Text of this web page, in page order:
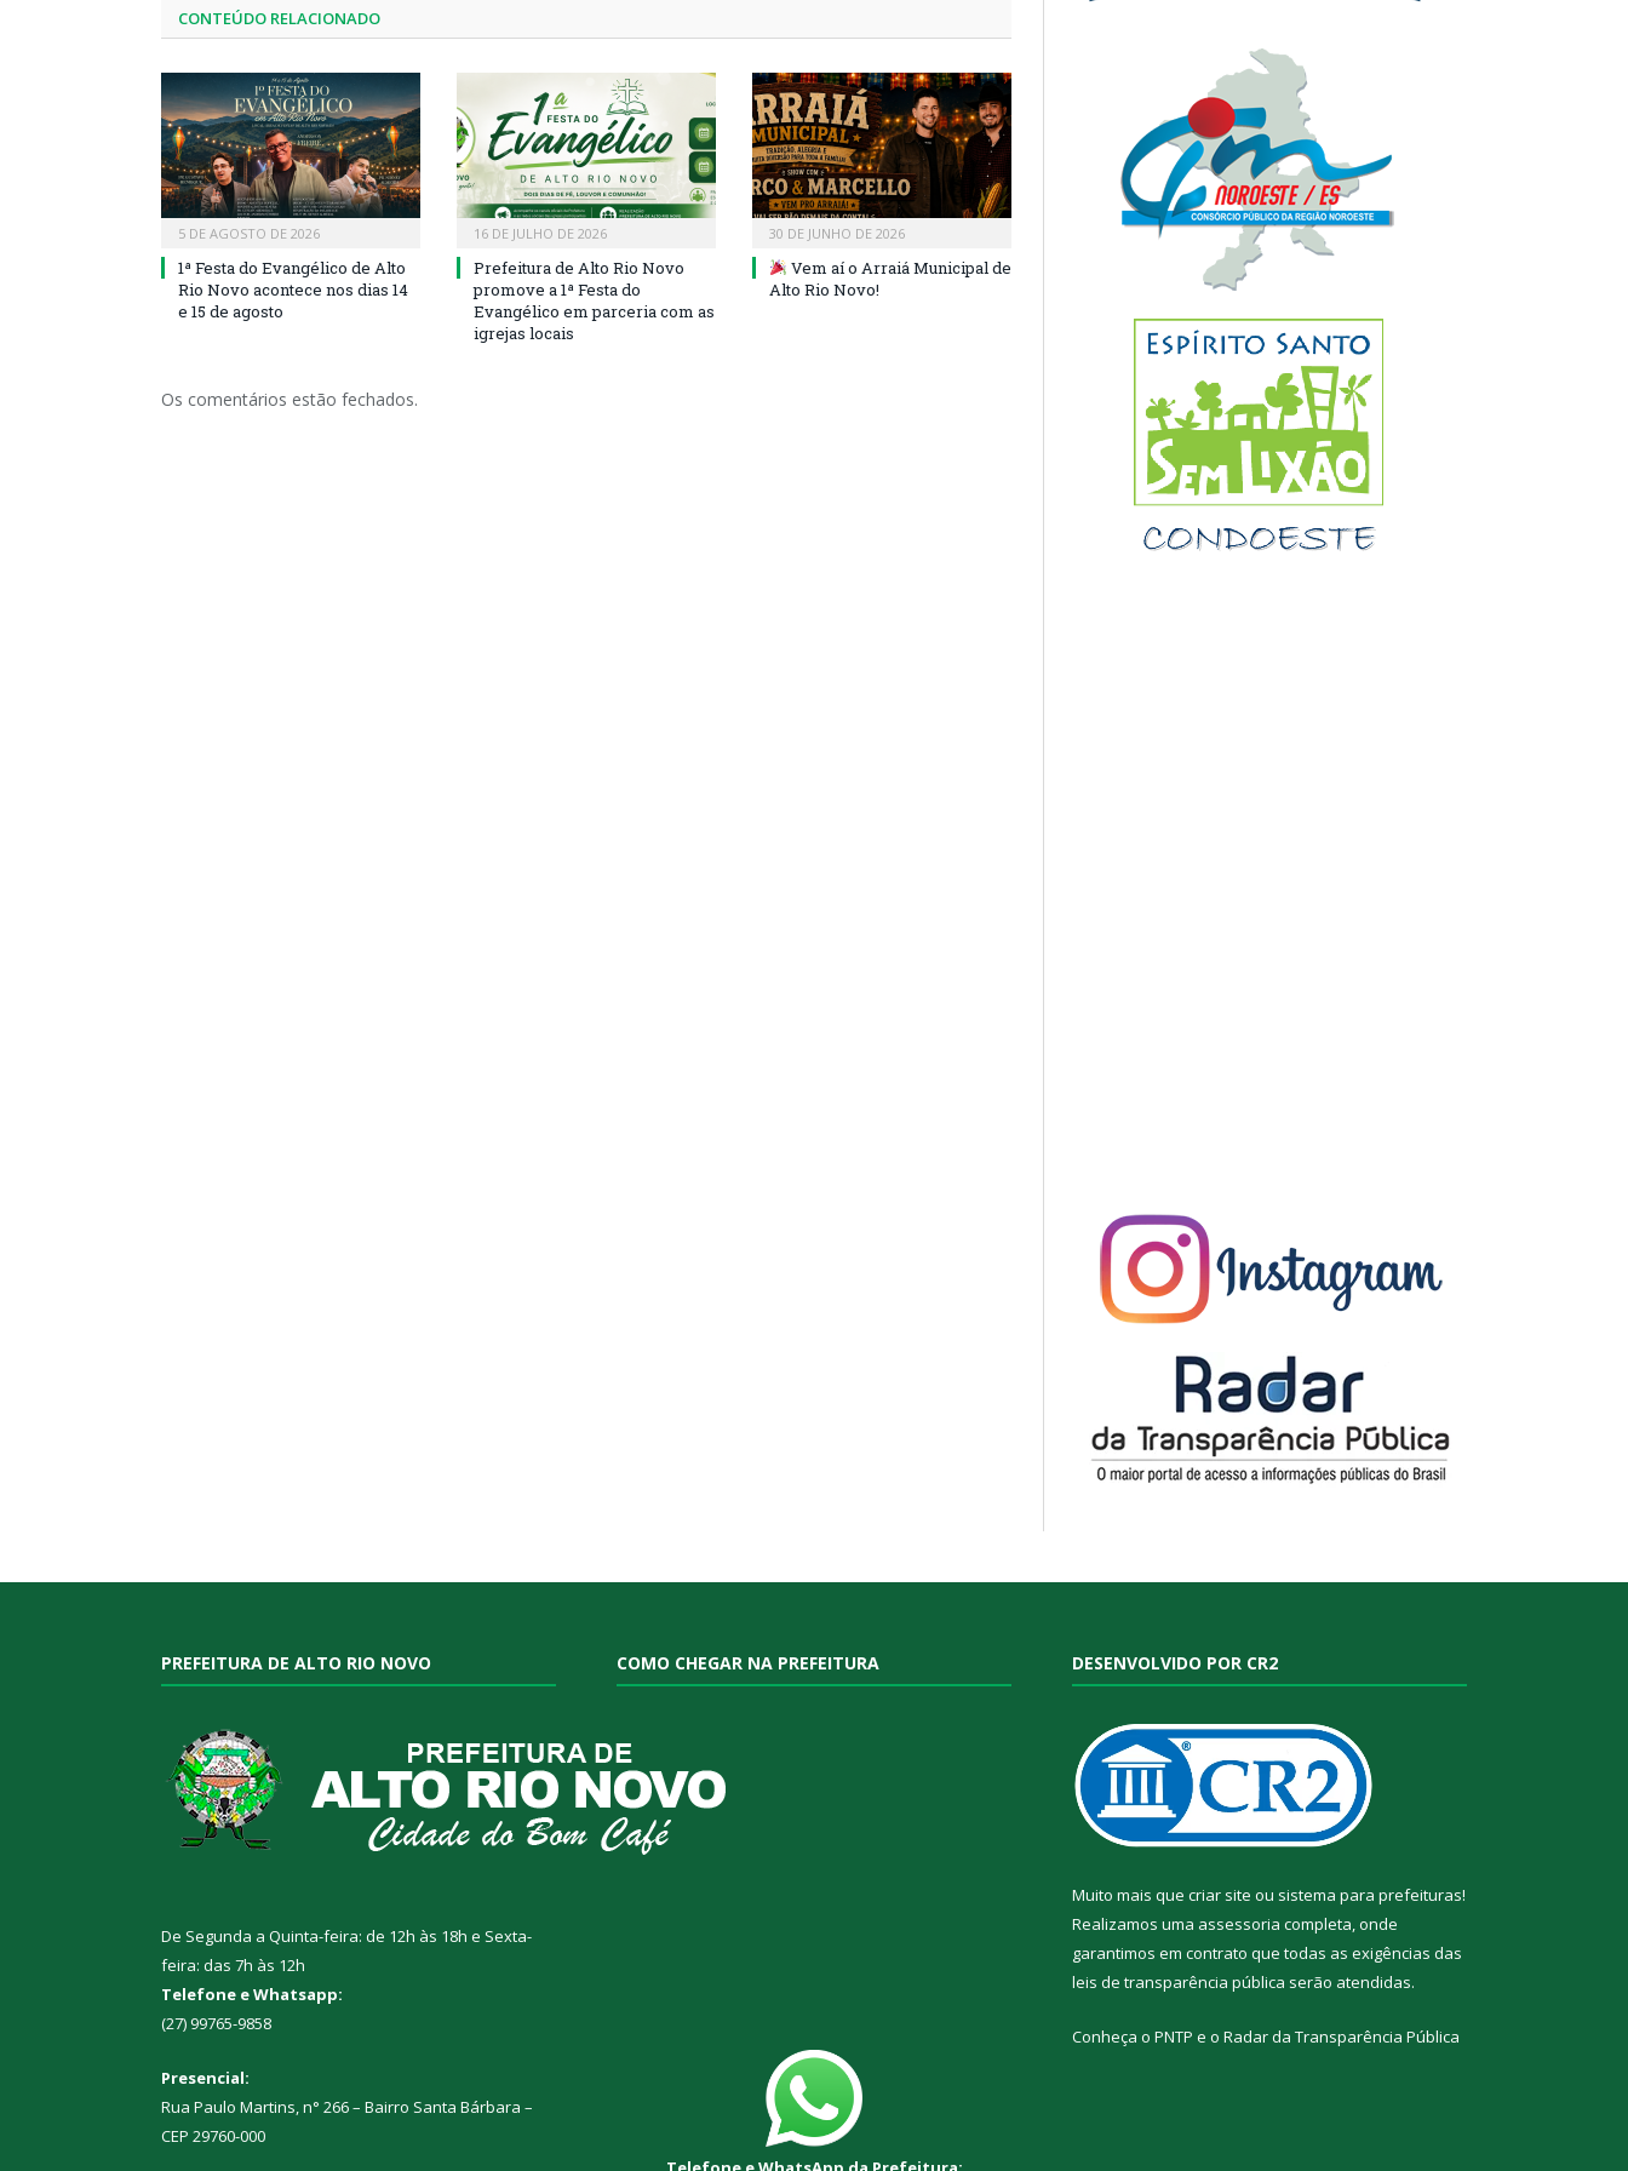
CONTEÚDO RELACIONADO
5 DE AGOSTO DE 2026
1ª Festa do Evangélico de Alto
Rio Novo acontece nos dias 14
e 15 de agosto
16 DE JULHO DE 2026
Prefeitura de Alto Rio Novo
promove a 1ª Festa do
Evangélico em parceria com as
igrejas locais
30 DE JUNHO DE 2026
Vem aí o Arraiá Municipal de
Alto Rio Novo!
Os comentários estão fechados.
PREFEITURA DE ALTO RIO NOVO
De Segunda a Quinta-feira: de 12h às 18h e Sexta-
feira: das 7h às 12h
Telefone e Whatsapp:
(27) 99765-9858
Presencial:
Rua Paulo Martins, n° 266 – Bairro Santa Bárbara –
CEP 29760-000
COMO CHEGAR NA PREFEITURA DESENVOLVIDO POR CR2
Muito mais que criar site ou sistema para prefeituras!
Realizamos uma assessoria completa, onde
garantimos em contrato que todas as exigências das
leis de transparência pública serão atendidas.
Conheça o PNTP e o Radar da Transparência Pública